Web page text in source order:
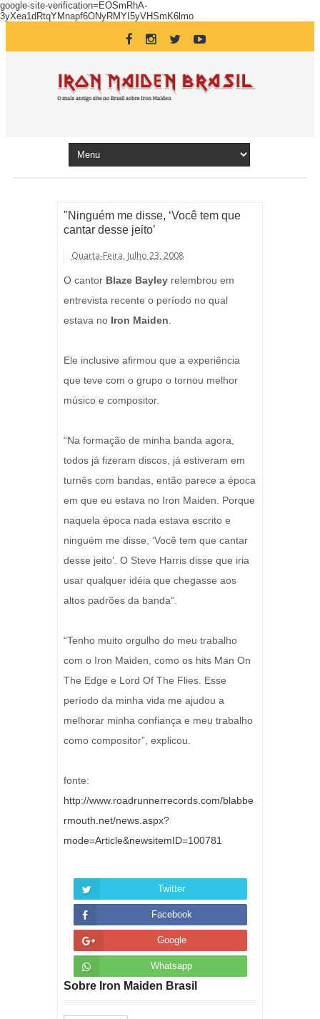
google-site-verification=EOSmRhA-
3yXea1dRtqYMnapf6ONyRMYI5yVHSmK6lmo
"Ninguém me disse, ‘Você tem que
cantar desse jeito’
Quarta-Feira, Julho 23, 2008
O cantor Blaze Bayley relembrou em
entrevista recente o período no qual
estava no Iron Maiden
Ele inclusive afirmou que a experiência
que teve com o grupo o tornou melhor
músico e compositor.
“Na formação de minha banda agora,
todos já fizeram discos, já estiveram em
turnês com bandas, então parece a época
em que eu estava no Iron Maiden. Porque
naquela época nada estava escrito e
ninguém me disse, ‘Você tem que cantar
desse jeito’. O Steve Harris disse que iria
usar qualquer idéia que chegasse aos
altos padrões da banda”.
“Tenho muito orgulho do meu trabalho
com o Iron Maiden, como os hits Man On
The Edge e Lord Of The Flies. Esse
período da minha vida me ajudou a
melhorar minha confiança e meu trabalho
como compositor”, explicou.
fonte:
http://www.roadrunnerrecords.com/blabbe
rmouth.net/news.aspx?
mode=Article&newsitemID=100781
Twitter
Facebook
Google
Whatsapp
Sobre Iron Maiden Brasil